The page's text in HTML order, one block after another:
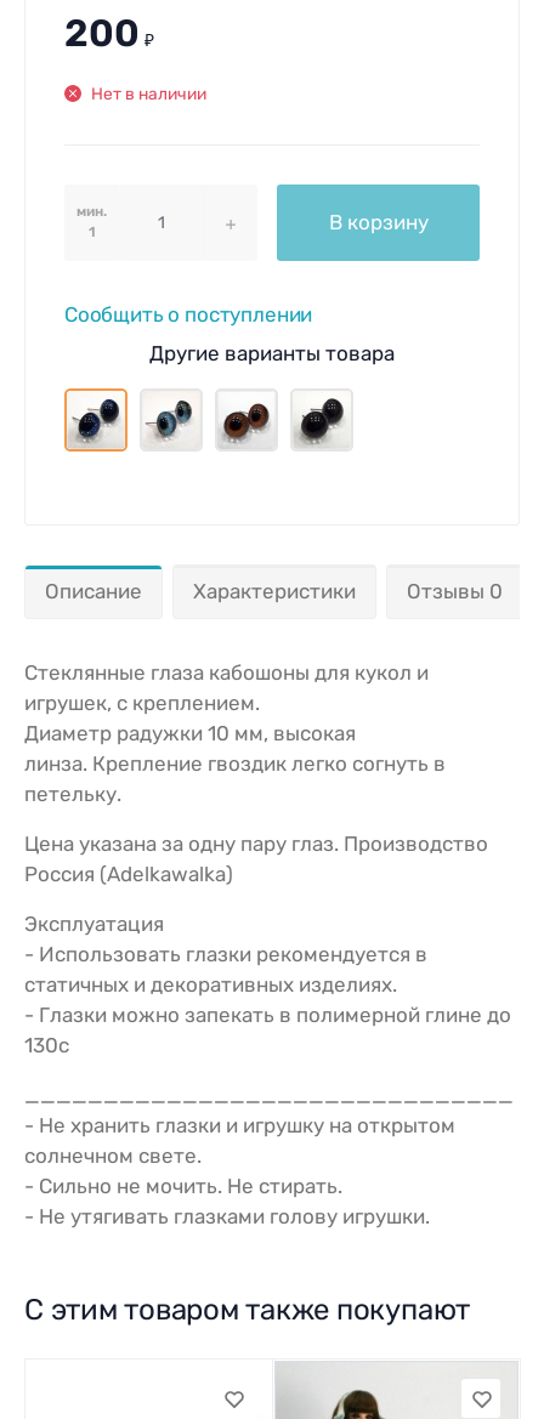
200 ₽
Нет в наличии
мин.
1
В корзину
Сообщить о поступлении
Другие варианты товара
Описание Характеристики Отзывы 0
Стеклянные глаза кабошоны для кукол и
игрушек, c креплением.
Диаметр радужки 10 мм, высокая
линза. Крепление гвоздик легко согнуть в
петельку.
Цена указана за одну пару глаз. Производство
Россия (Adelkawalka)
Эксплуатация
- Использовать глазки рекомендуется в
статичных и декоративных изделиях.
- Глазки можно запекать в полимерной глине до
130с
- Не хранить глазки и игрушку на открытом
солнечном свете.
- Сильно не мочить. Не стирать.
- Не утягивать глазками голову игрушки.
С этим товаром также покупают